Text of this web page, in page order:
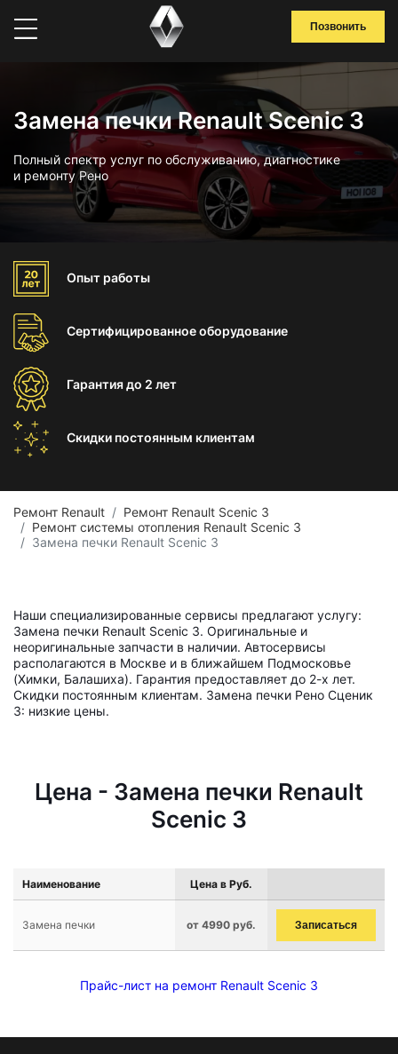
Позвонить
Замена печки Renault Scenic 3
Полный спектр услуг по обслуживанию, диагностике
и ремонту Рено
Опыт работы
Сертифицированноеоборудование
Гарантиядо 2 лет
Скидки постоянным клиентам
Ремонт Renault
Ремонт Renault Scenic 3
Ремонт системы отопления Renault Scenic 3
Замена печки Renault Scenic 3
Наши специализированные сервисы предлагают услугу:
Замена печки Renault Scenic 3. Оригинальные и
неоригинальные запчасти в наличии. Автосервисы
располагаются в Москве и в ближайшем Подмосковье
(Химки, Балашиха). Гарантия предоставляет до 2-х лет.
Скидки постоянным клиентам. Замена печки Рено Сценик
3: низкие цены.
Цена - Замена печки Renault
Scenic 3
Наименование Цена в Руб.
Замена печки от 4990 руб. Записаться
Прайс-лист на ремонт Renault Scenic 3